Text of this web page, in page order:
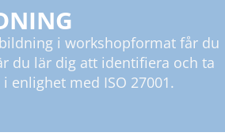
i workshopformat får du
du lär dig att identifiera och ta
enlighet med ISO 27001.